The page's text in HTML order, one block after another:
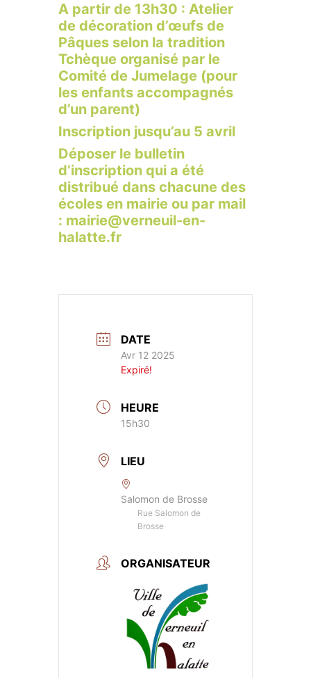
A partir de 13h30 : Atelier
de décoration d’œufs de
Pâques selon la tradition
Tchèque organisé par le
Comité de Jumelage (pour
les enfants accompagnés
d’un parent)
Inscription jusqu’au 5 avril
Déposer le bulletin
d’inscription qui a été
distribué dans chacune des
écoles en mairie ou par mail
: mairie@verneuil-en-
halatte.fr
DATE
Avr 12 2025
Expiré!
HEURE
15h30
LIEU
Salomon de Brosse
Rue Salomon de
Brosse
ORGANISATEUR